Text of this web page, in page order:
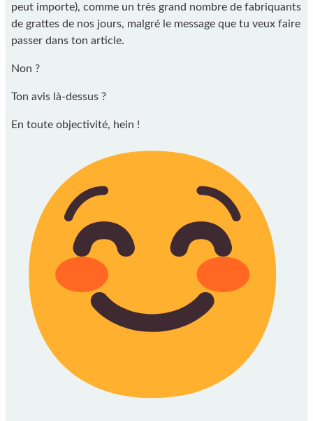
peut importe), comme un très grand nombre de fabriquants
de grattes de nos jours, malgré le message que tu veux faire
passer dans ton article.
Non ?
Ton avis là-dessus ?
En toute objectivité, hein !